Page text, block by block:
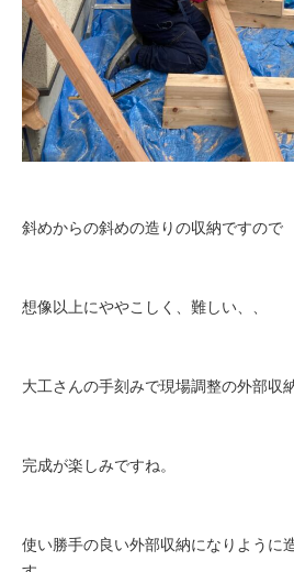
斜めからの斜めの造りの収納ですので
想像以上にややこしく、難しい、、
大工さんの手刻みで現場調整の外部収
完成が楽しみですね。
使い勝手の良い外部収納になりように